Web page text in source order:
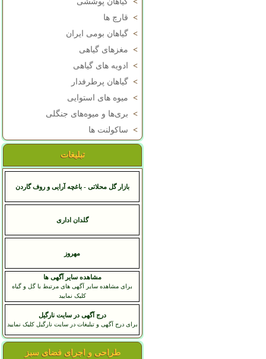
> قارچ ها
> گیاهان بومی ایران
> مغزهای گیاهی
>
ادویه های گیاهی
> گیاهان پرطرفدار
> میوه های استوایی
> بری‌ها و میوه‌های جنگلی
> ساکولنت ها
تبلیغات
بازار گل محلاتی - باغچه آرایی و روف گاردن
گلدان اداری
مهروز
مشاهده سایر آگهی ها
برای مشاهده سایر آگهی های مرتبط با گل و گیاه
کلیک نمایید
درج آگهی در سایت نارگیل
برای درج آگهی و تبلیغات در سایت نارگیل کلیک نمایید
طراحی و اجرای فضای سبز